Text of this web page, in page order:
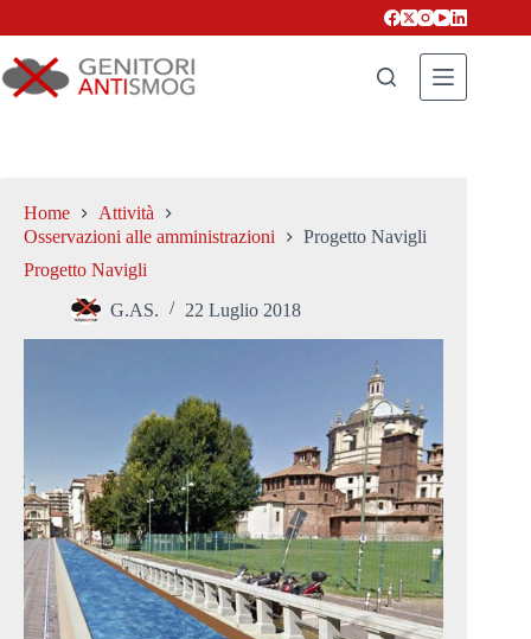
Home
Attività
Osservazioni alle amministrazioni
Progetto Navigli
Progetto Navigli
G.AS. 22 Luglio 2018